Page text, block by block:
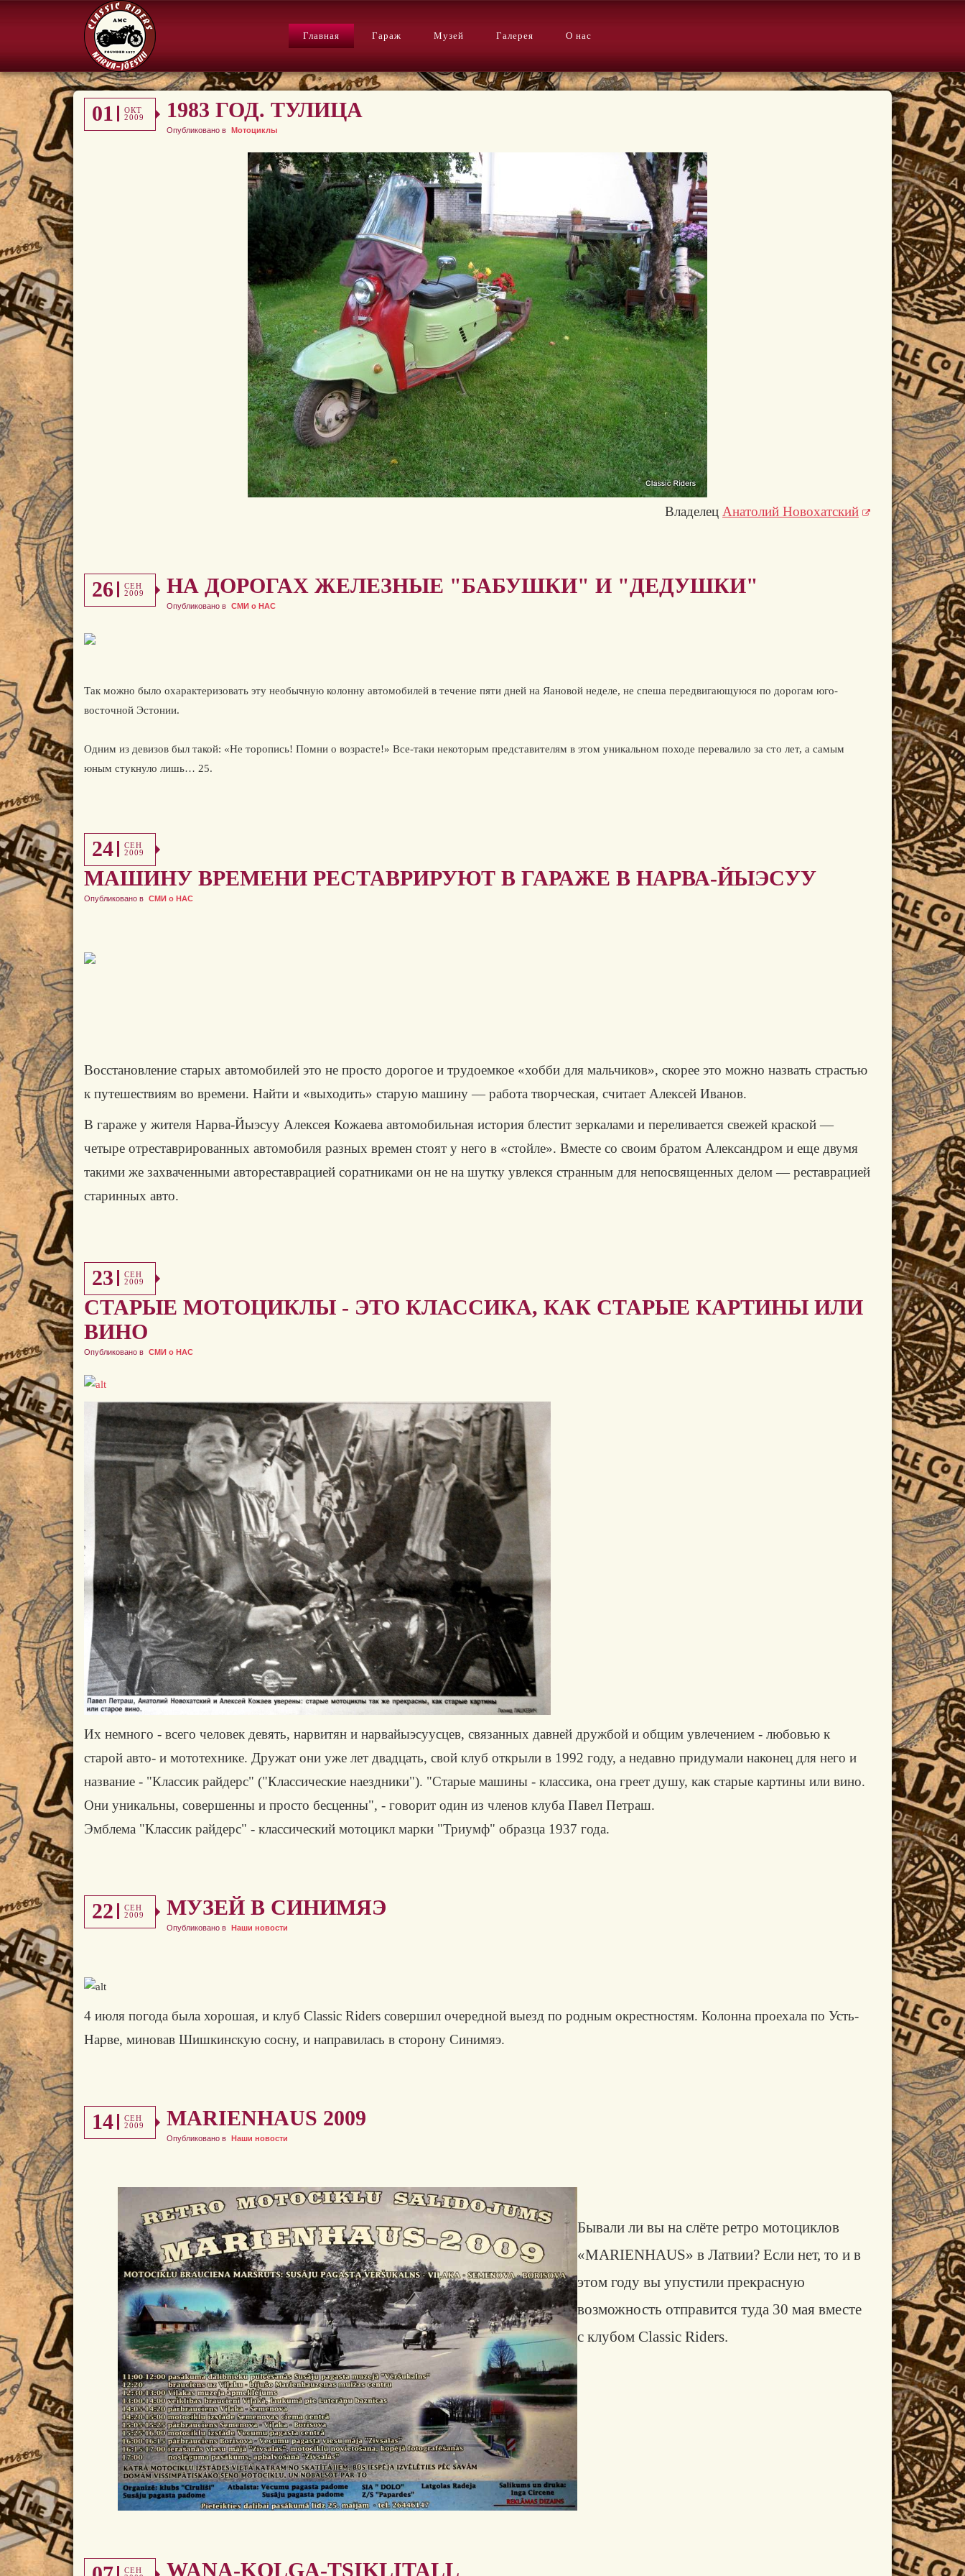
Главная Гараж Музей Галерея О нас
01
ОКТ
2009
1983 ГОД. ТУЛИЦА
Опубликовано в Мотоциклы
Владелец Анатолий Новохатский
26
СЕН
2009
НА ДОРОГАХ ЖЕЛЕЗНЫЕ "БАБУШКИ" И "ДЕДУШКИ"
Опубликовано в СМИ о НАС
Так можно было охарактеризовать эту необычную колонну автомобилей в течение пяти дней на Яановой неделе, не спеша передвигающуюся по дорогам юго-
восточной Эстонии.
Одним из девизов был такой: «Не торопись! Помни о возрасте!» Все-таки некоторым представителям в этом уникальном походе перевалило за сто лет, а самым
юным стукнуло лишь… 25.
24
СЕН
2009
МАШИНУ ВРЕМЕНИ РЕСТАВРИРУЮТ В ГАРАЖЕ В НАРВА-ЙЫЭСУУ
Опубликовано в СМИ о НАС
Восстановление старых автомобилей это не просто дорогое и трудоемкое «хобби для мальчиков», скорее это можно назвать страстью
к путешествиям во времени. Найти и «выходить» старую машину — работа творческая, считает Алексей Иванов.
В гараже у жителя Нарва-Йыэсуу Алексея Кожаева автомобильная история блестит зеркалами и переливается свежей краской —
четыре отреставрированных автомобиля разных времен стоят у него в «стойле». Вместе со своим братом Александром и еще двумя
такими же захваченными автореставрацией соратниками он не на шутку увлекся стран­ным для непосвященных делом — реставрацией
ста­ринных авто.
23
СЕН
2009
СТАРЫЕ МОТОЦИКЛЫ - ЭТО КЛАССИКА, КАК СТАРЫЕ КАРТИНЫ ИЛИ
ВИНО
Опубликовано в СМИ о НАС
Их немного - всего человек девять, нарвитян и нарвайыэсуусцев, связанных давней дружбой и общим увлечением - любовью к
старой авто- и мототехнике. Дружат они уже лет двадцать, свой клуб открыли в 1992 году, а недавно придумали наконец для него и
название - "Классик райдерс" ("Классические наездники"). "Старые машины - классика, она греет душу, как старые картины или вино.
Они уникальны, совершенны и просто бесценны", - говорит один из членов клуба Павел Петраш.
Эмблема "Классик райдерс" - классический мотоцикл марки "Триумф" образца 1937 года.
22
СЕН
2009
МУЗЕЙ В СИНИМЯЭ
Опубликовано в Наши новости
4 июля погода была хорошая, и клуб Classic Riders совершил очередной выезд по родным окрестностям. Колонна проехала по Усть-
Нарве, миновав Шишкинскую сосну, и направилась в сторону Синимяэ.
14
СЕН
2009
MARIENHAUS 2009
Опубликовано в Наши новости
Бывали ли вы на слёте ретро мотоциклов
«MARIENHAUS» в Латвии? Если нет, то и в
этом году вы упустили прекрасную
возможность отправится туда 30 мая вместе
с клубом Classic Riders.
СЕН
WANA-KOLGA-TSIKLITALL